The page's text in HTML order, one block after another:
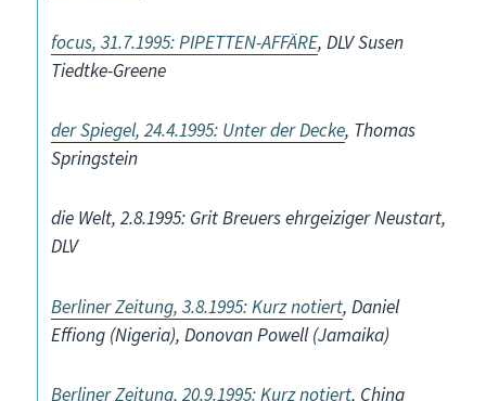
focus, 31.7.1995: PIPETTEN-AFFÄRE, DLV Susen
Tiedtke-Greene
der Spiegel, 24.4.1995: Unter der Decke, Thomas
Springstein
die Welt, 2.8.1995: Grit Breuers ehrgeiziger Neustart,
DLV
Berliner Zeitung, 3.8.1995: Kurz notiert, Daniel
Effiong (Nigeria), Donovan Powell (Jamaika)
Berliner Zeitung, 20.9.1995: Kurz notiert, China